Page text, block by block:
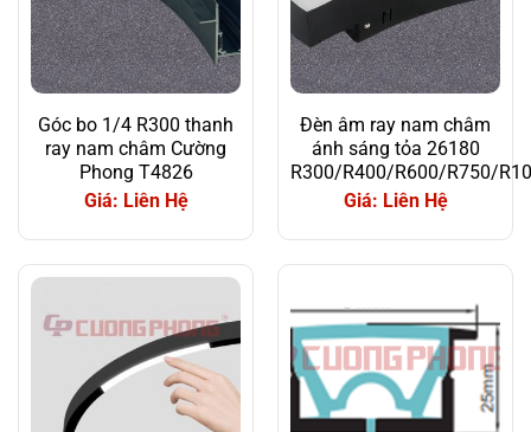
Góc bo 1/4 R300 thanh
ray nam châm Cường
Phong T4826
Giá: Liên Hệ
Đèn âm ray nam châm
ánh sáng tỏa 26180
R300/R400/R600/R750/
Giá: Liên Hệ